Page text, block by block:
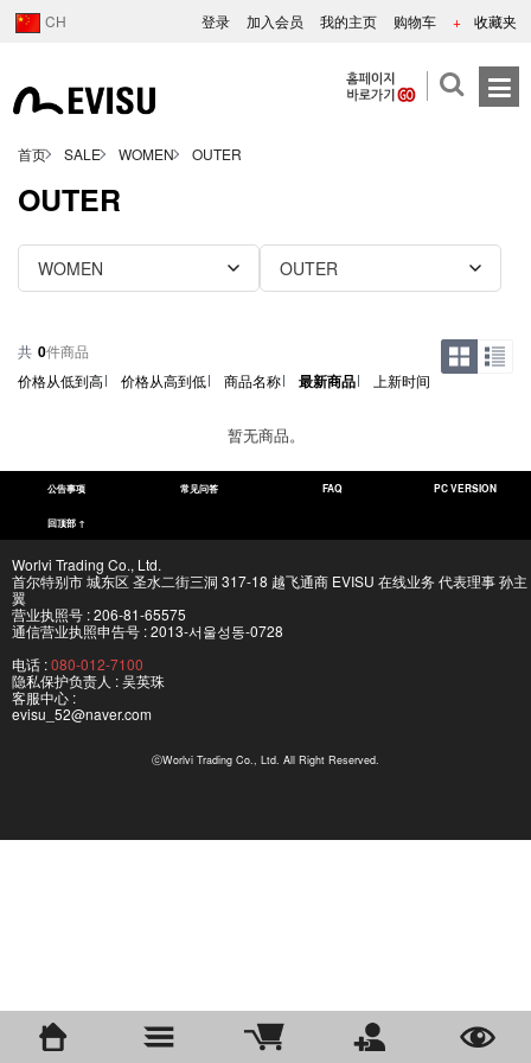
CH 登录 加入会员 我的主页 购物车 + 收藏夹
首页 SALE WOMEN OUTER
OUTER
共 0件商品
价格从低到高
价格从高到低 商品名称 最新商品 上新时间
暂无商品。
公告事项 常见问答 FAQ PC VERSION
回顶部 ↑
Worlvi Trading Co., Ltd.
首尔特别市 城东区 圣水二街三洞 317-18 越飞通商 EVISU 在线业务 代表理事 孙主
翼
营业执照号 : 206-81-65575
通信营业执照申告号 : 2013-서울성동-0728
电话 :080-012-7100
隐私保护负责人 : 吴英珠
客服中心 :
evisu_52@naver.com
ⓒWorlvi Trading Co., Ltd. All Right Reserved.